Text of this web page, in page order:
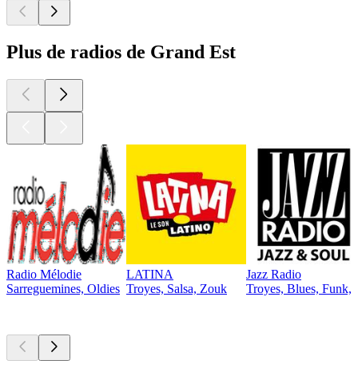
Plus de radios de Grand Est
Radio Mélodie
Sarreguemines, Oldies
LATINA
Troyes, Salsa, Zouk
Jazz Radio
Troyes, Blues, Funk,